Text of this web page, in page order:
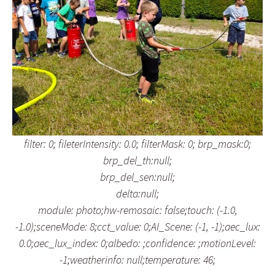
filter: 0; fileterIntensity: 0.0; filterMask: 0; brp_mask:0;
brp_del_th:null;
brp_del_sen:null;
delta:null;
module: photo;hw-remosaic: false;touch: (-1.0,
-1.0);sceneMode: 8;cct_value: 0;AI_Scene: (-1, -1);aec_lux:
0.0;aec_lux_index: 0;albedo: ;confidence: ;motionLevel:
-1;weatherinfo: null;temperature: 46;